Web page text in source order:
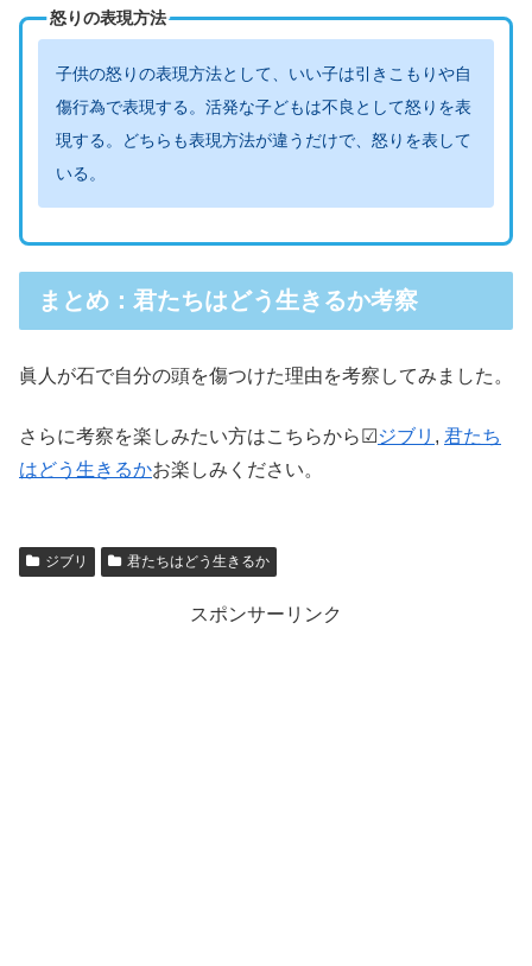
怒りの表現方法
子供の怒りの表現方法として、いい子は引きこもりや自
傷行為で表現する。活発な子どもは不良として怒りを表
現する。どちらも表現方法が違うだけで、怒りを表して
いる。
まとめ：君たちはどう生きるか考察
眞人が石で自分の頭を傷つけた理由を考察してみました。
さらに考察を楽しみたい方はこちらから☑ジブリ , 君たち
はどう生きるかお楽しみください。
ジブリ 君たちはどう生きるか
スポンサーリンク